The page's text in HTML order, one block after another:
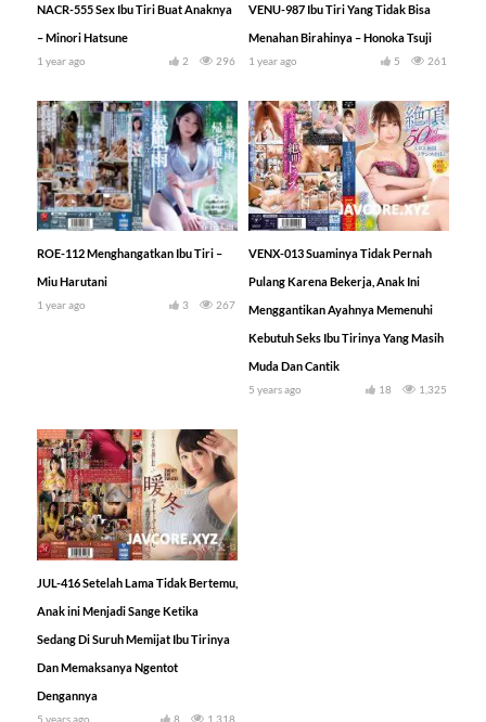
NACR-555 Sex Ibu Tiri Buat Anaknya
– Minori Hatsune
1 year ago 296
2
VENU-987 Ibu Tiri Yang Tidak Bisa
Menahan Birahinya – Honoka Tsuji
1 year ago 261
5
ROE-112 Menghangatkan Ibu Tiri –
Miu Harutani
1 year ago 267
3
VENX-013 Suaminya Tidak Pernah
Pulang Karena Bekerja, Anak Ini
Menggantikan Ayahnya Memenuhi
Kebutuh Seks Ibu Tirinya Yang Masih
Muda Dan Cantik
5 years ago 1,325
18
JUL-416 Setelah Lama Tidak Bertemu,
Anak ini Menjadi Sange Ketika
Sedang Di Suruh Memijat Ibu Tirinya
Dan Memaksanya Ngentot
Dengannya
5 years ago 1,318
8